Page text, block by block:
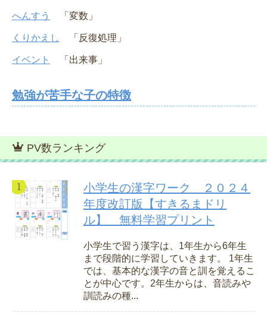
へんすう 「変数」
くりかえし 「反復処理」
イベント 「出来事」
勉強が苦手な子の特徴
PV数ランキング
小学生の漢字ワーク ２０２４
年度改訂版【すきるまドリ
ル】 無料学習プリント
小学生で習う漢字は、1年生から6年生
まで段階的に学習していきます。 1年生
では、基本的な漢字の音と訓を覚えるこ
とが中心です。2年生からは、音読みや
訓読みの種...